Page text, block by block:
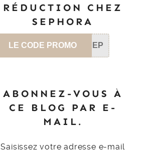
RÉDUCTION CHEZ
SEPHORA
LE CODE PROMO SEP
ABONNEZ-VOUS À
CE BLOG PAR E-
MAIL.
Saisissez votre adresse e-mail